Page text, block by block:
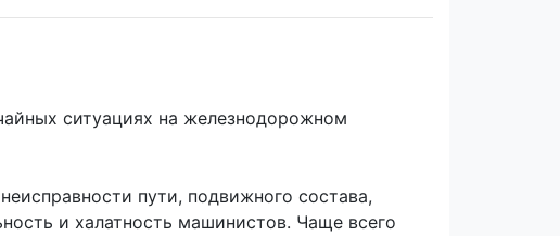
ситуациях на железнодорожном
пути, подвижного состава,
и халатность машинистов. Чаще всего